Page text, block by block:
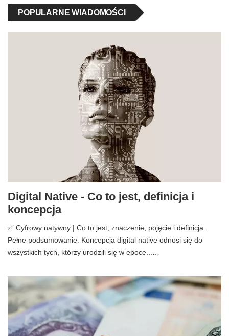
POPULARNE WIADOMOŚCI
Digital Native - Co to jest, definicja i
koncepcja
✅ Cyfrowy natywny | Co to jest, znaczenie, pojęcie i definicja.
Pełne podsumowanie. Koncepcja digital native odnosi się do
wszystkich tych, którzy urodzili się w epoce...…